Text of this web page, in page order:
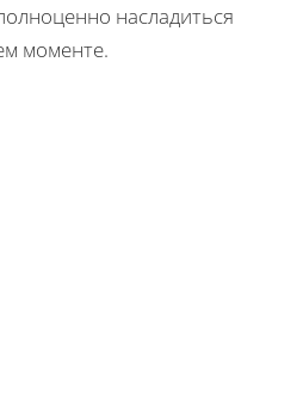
насладиться
моменте.